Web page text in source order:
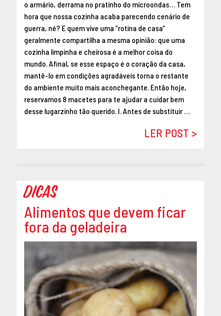
o armário, derrama no pratinho do microondas… Tem
hora que nossa cozinha acaba parecendo cenário de
guerra, né? E quem vive uma “rotina de casa”
geralmente compartilha a mesma opinião: que uma
cozinha limpinha e cheirosa é a melhor coisa do
mundo. Afinal, se esse espaço é o coração da casa,
mantê-lo em condições agradáveis torna o restante
do ambiente muito mais aconchegante. Então hoje,
reservamos 8 macetes para te ajudar a cuidar bem
desse lugarzinho tão querido. I. Antes de substituir …
LER POST >
Dicas
Alimentos que devem ficar
fora da geladeira